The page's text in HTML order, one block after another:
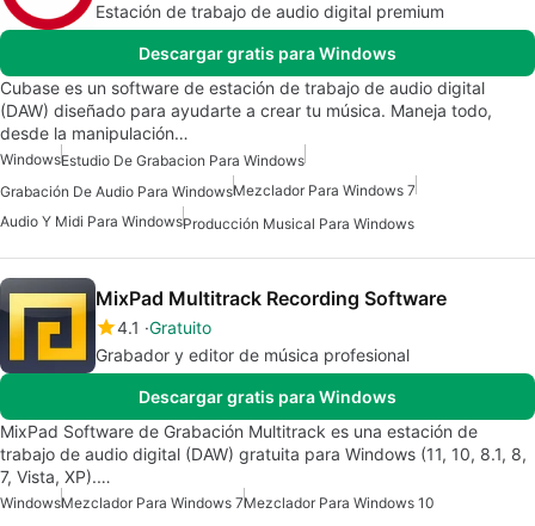
Estación de trabajo de audio digital premium
Descargar gratis para Windows
Cubase es un software de estación de trabajo de audio digital
(DAW) diseñado para ayudarte a crear tu música. Maneja todo,
desde la manipulación…
WindowsEstudio De Grabacion Para Windows
Grabación De Audio Para WindowsMezclador Para Windows 7
Audio Y Midi Para WindowsProducción Musical Para Windows
MixPad Multitrack Recording Software
4.1 Gratuito
Grabador y editor de música profesional
Descargar gratis para Windows
MixPad Software de Grabación Multitrack es una estación de
trabajo de audio digital (DAW) gratuita para Windows (11, 10, 8.1, 8,
7, Vista, XP).…
WindowsMezclador Para Windows 7Mezclador Para Windows 10